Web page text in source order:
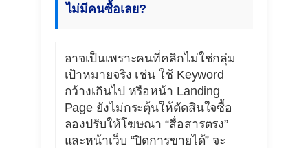
ไม่มีคนซื้อเลย?
อาจเป็นเพราะคนที่คลิกไม่ใช่กลุ่ม
เป้าหมายจริง เช่น ใช้ Keyword
กว้างเกินไป หรือหน้า Landing
Page ยังไม่กระตุ้นให้ตัดสินใจซื้อ
ลองปรับให้โฆษณา “สื่อสารตรง”
และหน้าเว็บ “ปิดการขายได้” จะ